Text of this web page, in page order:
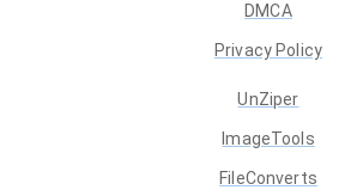
DMCA
Privacy Policy
UnZiper
ImageTools
FileConverts